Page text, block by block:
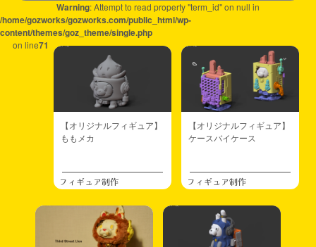
Warning: Attempt to read property "term_id" on null in
/home/gozworks/gozworks.com/public_html/wp-
content/themes/goz_theme/single.php
on line71
【オリジナルフィギュア】
ももメカ
フィギュア制作
【オリジナルフィギュア】
ケースバイケース
フィギュア制作